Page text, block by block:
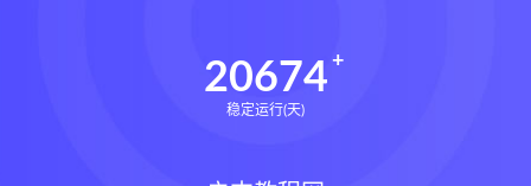
20674
稳定运行(天)